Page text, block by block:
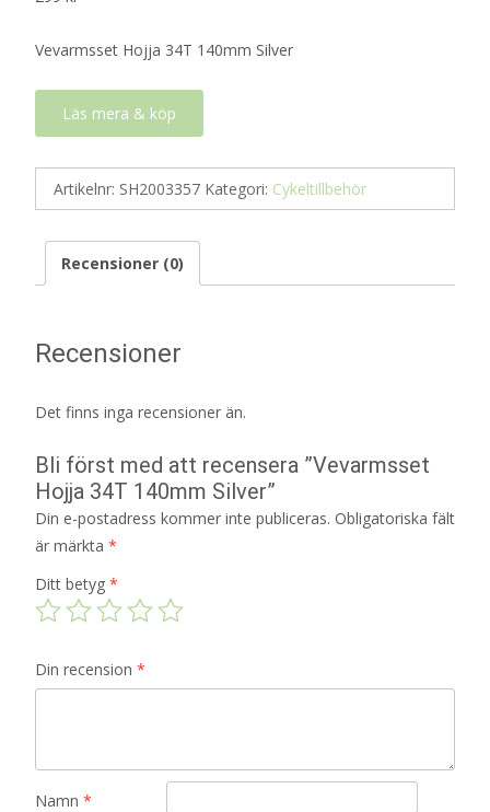
Vevarmsset Hojja 34T 140mm Silver
Läs mera & köp
Artikelnr: SH2003357 Kategori: Cykeltillbehör
Recensioner (0)
Recensioner
Det finns inga recensioner än.
Bli först med att recensera ”Vevarmsset
Hojja 34T 140mm Silver”
Din e-postadress kommer inte publiceras. Obligatoriska fält
är märkta *
Ditt betyg *
Din recension *
Namn *